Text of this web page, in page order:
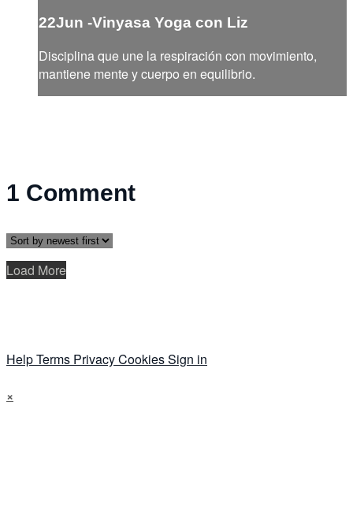
22Jun -Vinyasa Yoga con Liz
Disciplina que une la respiración con movimiento,
mantiene mente y cuerpo en equilibrio.
1 Comment
Load More
HelpTerms PrivacyCookiesSign in
×